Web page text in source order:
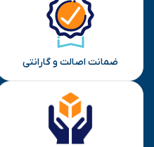
ضمانت اصالت و گارانتی